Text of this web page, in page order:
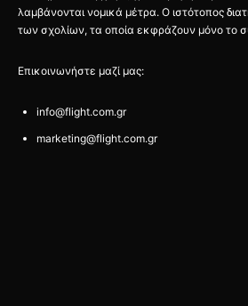
λαμβάνονται νομικά μέτρα. Ο ιστότοπος
των σχολίων, τα οποία εκφράζουν μόνο το
Επικοινωνήστε μαζί μας:
info@flight.com.gr
marketing@flight.com.gr